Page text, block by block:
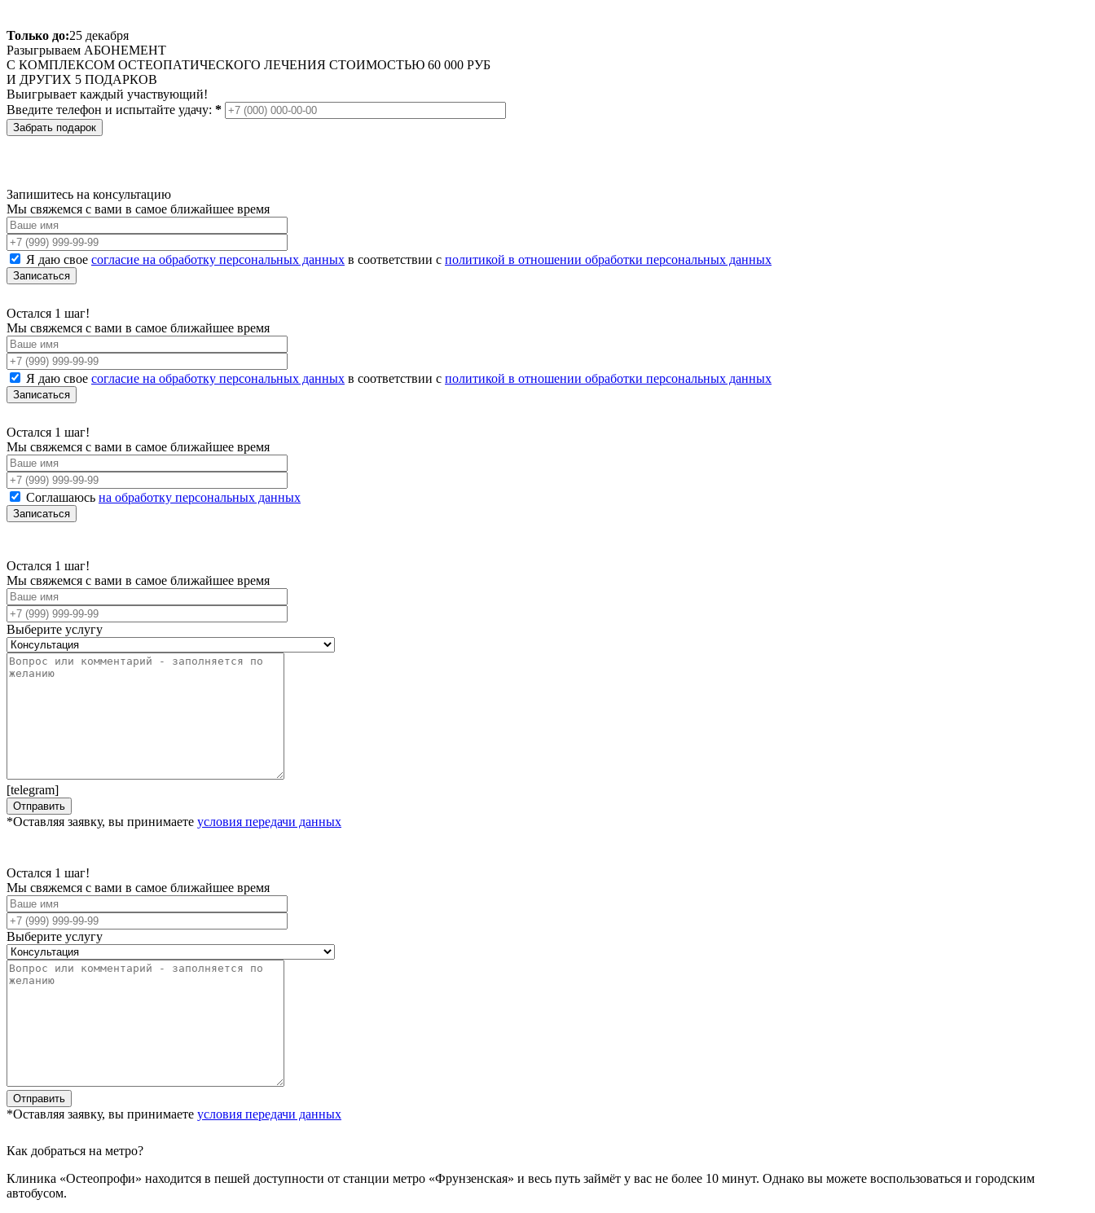
Только до:25 декабря
Разыгрываем АБОНЕМЕНТ
С КОМПЛЕКСОМ ОСТЕОПАТИЧЕСКОГО ЛЕЧЕНИЯ СТОИМОСТЬЮ 60 000 РУБ
И ДРУГИХ 5 ПОДАРКОВ
Выигрывает каждый участвующий!
Введите телефон и испытайте удачу: *
Запишитесь на консультацию
Мы свяжемся с вами в самое ближайшее время
Я даю свое согласие на обработку персональных данных в соответствии с политикой в отношении обработки персональных данных
Остался 1 шаг!
Мы свяжемся с вами в самое ближайшее время
Я даю свое согласие на обработку персональных данных в соответствии с политикой в отношении обработки персональных данных
Остался 1 шаг!
Мы свяжемся с вами в самое ближайшее время
Соглашаюсь на обработку персональных данных
Остался 1 шаг!
Мы свяжемся с вами в самое ближайшее время
Выберите услугу
[telegram]
*Оставляя заявку, вы принимаете условия передачи данных
Остался 1 шаг!
Мы свяжемся с вами в самое ближайшее время
Выберите услугу
*Оставляя заявку, вы принимаете условия передачи данных
Как добраться на метро?
Клиника «Остеопрофи» находится в пешей доступности от станции метро «Фрунзенская» и весь путь займёт у вас не более 10 минут. Однако вы можете воспользоваться и городским
автобусом.